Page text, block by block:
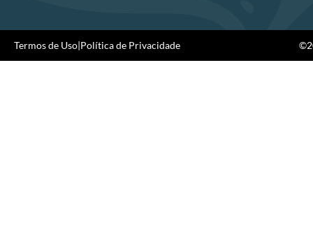
Termos de Uso|Política de Privacidade